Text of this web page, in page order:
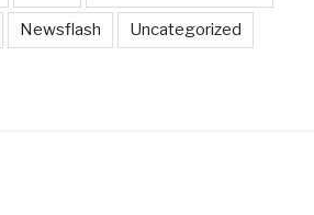
Newsflash Uncategorized